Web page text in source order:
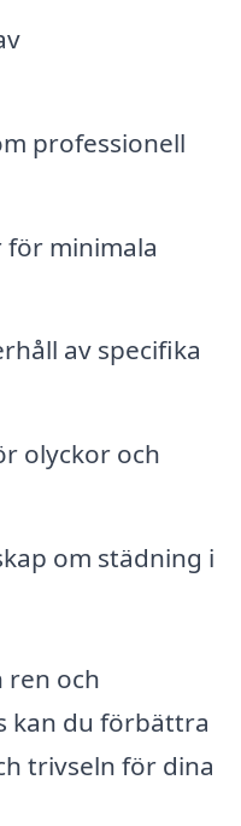
professionell
för minimala
av specifika
olyckor och
om städning i
ren och
kan du förbättra
trivseln för dina